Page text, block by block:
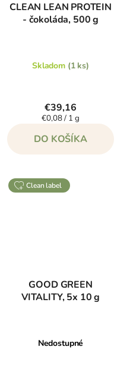
CLEAN LEAN PROTEIN
- čokoláda, 500 g
Skladom (1 ks)
€39,16
Jednotková
€0,08 / 1 g
DO KOŠÍKA
clean label
GOOD GREEN
VITALITY, 5x 10 g
Nedostupné